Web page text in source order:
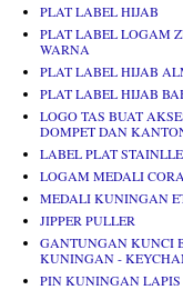
PLAT LABEL HIJAB
PLAT LABEL LOGAM
WARNA
PLAT LABEL HIJAB
PLAT LABEL HIJAB
LOGO TAS BUAT
DOMPET DAN
LABEL PLAT
LOGAM MEDALI
MEDALI KUNINGAN
JIPPER PULLER
GANTUNGAN KUNCI
KUNINGAN -
PIN KUNINGAN LAPIS